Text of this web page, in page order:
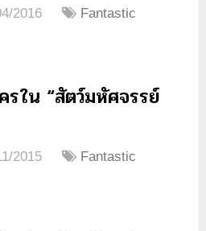
2016
Fantastic
รใน “สัตว์มหัศจรรย์
2015
Fantastic